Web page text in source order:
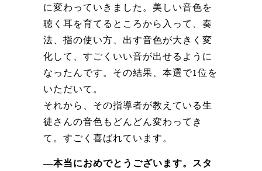
に変わっていきました。美しい音色を
聴く耳を育てるところから入って、奏
法、指の使い方、出す音色が大きく変
化して、すごくいい音が出せるように
なったんです。その結果、本選で1位を
いただいて。
それから、その指導者が教えている生
徒さんの音色もどんどん変わってき
て。すごく喜ばれています。
―本当におめでとうございます。スタ